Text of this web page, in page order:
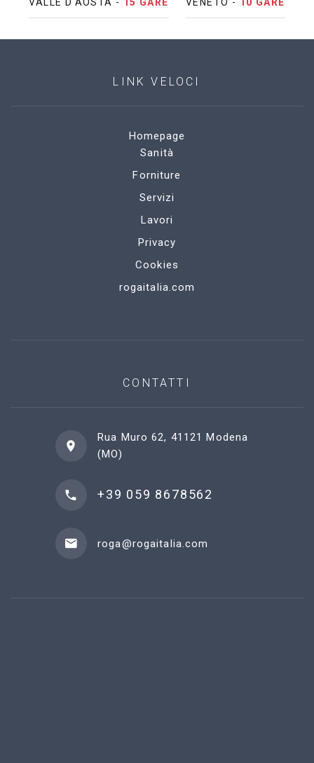
LINK VELOCI
Homepage
Sanità
Forniture
Servizi
Lavori
Privacy
Cookies
rogaitalia.com
CONTATTI
Rua Muro 62, 41121 Modena
(MO)
+39 059 8678562
roga@rogaitalia.com